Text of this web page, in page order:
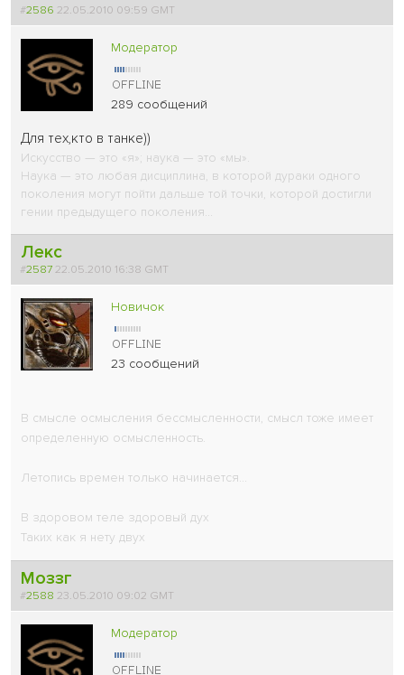
#2586 22.05.2010 09:59 GMT
Модератор
289 сообщений
Для тех,кто в танке))
Искусство — это «я»; наука — это «мы».
Наука — это любая дисциплина, в которой дураки одного
поколения могут пойти дальше той точки, которой достигли
гении предыдущего поколения...
Лекс
#258722.05.2010 16:38 GMT
Новичок
23 сообщений
В смысле осмысления бессмысленности, смысл тоже имеет
определенную осмысленность.
Летопись времен только начинается...
В здоровом теле здоровый дух
Таких как я нету двух
Моззг
#2588 23.05.2010 09:02 GMT
Модератор